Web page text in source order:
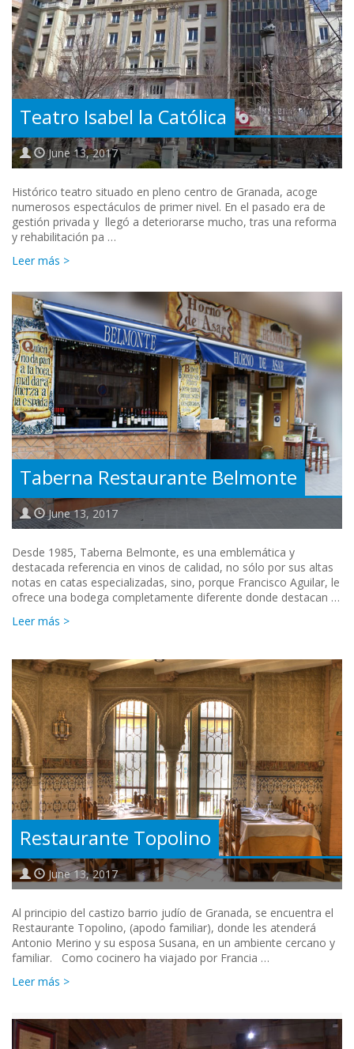
Teatro Isabel la Católica
June 13, 2017
Histórico teatro situado en pleno centro de Granada, acoge
numerosos espectáculos de primer nivel. En el pasado era de
gestión privada y llegó a deteriorarse mucho, tras una reforma
y rehabilitación pa …
Leer más >
Taberna Restaurante Belmonte
June 13, 2017
Desde 1985, Taberna Belmonte, es una emblemática y
destacada referencia en vinos de calidad, no sólo por sus altas
notas en catas especializadas, sino, porque Francisco Aguilar, le
ofrece una bodega completamente diferente donde destacan …
Leer más >
Restaurante Topolino
June 13, 2017
Al principio del castizo barrio judío de Granada, se encuentra el
Restaurante Topolino, (apodo familiar), donde les atenderá
Antonio Merino y su esposa Susana, en un ambiente cercano y
familiar. Como cocinero ha viajado por Francia …
Leer más >